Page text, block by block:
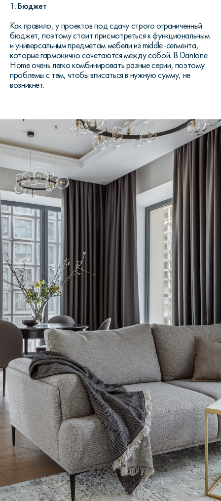
1. Бюджет
Как правило, у проектов под сдачу строго ограниченный
бюджет, поэтому стоит присмотреться к функциональным
и универсальным предметам мебели из middle-сегмента,
которые гармонично сочетаются между собой. В Dantone
Home очень легко комбинировать разные серии, поэтому
проблемы с тем, чтобы вписаться в нужную сумму, не
возникнет.